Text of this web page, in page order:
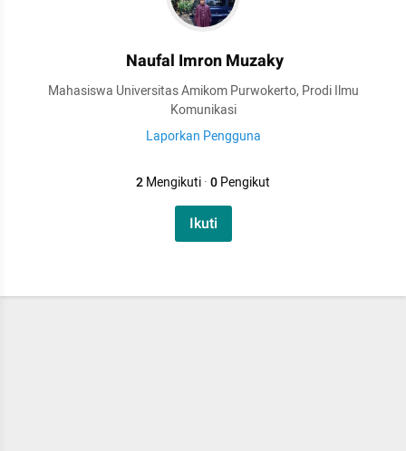
Naufal Imron Muzaky
Mahasiswa Universitas Amikom Purwokerto, Prodi Ilmu
Komunikasi
Laporkan Pengguna
2Mengikuti·0Pengikut
Ikuti